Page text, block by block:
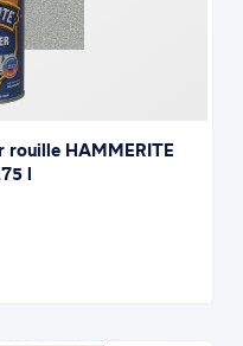
rouille HAMMERITE
l